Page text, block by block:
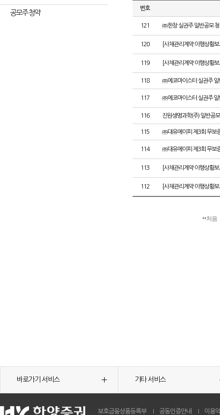
공모주 청약
번호
121 ㈜한창 실권주 일반공모
120 [사채관리계약 이행상황
119 [사채관리계약 이행상황
118 ㈜에코마이스터 실권주 일
117 ㈜에코마이스터 실권주 일
116 진원생명과학(주) 일반공
115 ㈜대유에이피 제3회 무보
114 ㈜대유에이피 제3회 무보
113 [사채관리계약 이행상황
112 [사채관리계약 이행상황
처음
바로가기 서비스 기타 서비스
보호금융상품등록부 공동인증안내 이용